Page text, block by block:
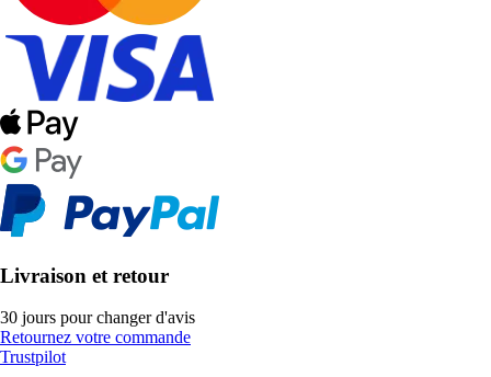
Livraison et retour
30 jours pour changer d'avis
Retournez votre commande
Trustpilot